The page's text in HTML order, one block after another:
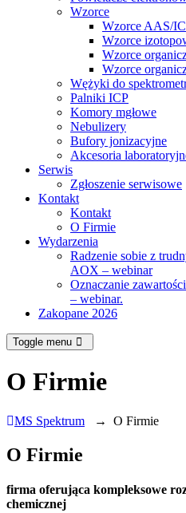
Wzorce
Wzorce AAS/
Wzorce
Wzorce
Wzorce
Wężyki do
Palniki ICP
Komory mgłowe
Nebulizery
Bufory jonizacyjne
Akcesoria
Serwis
Zgłoszenie serwisowe
Kontakt
Kontakt
O Firmie
Wydarzenia
Radzenie sobie z
AOX – webinar
Oznaczanie
– webinar.
Zakopane 2026
Toggle menu
O Firmie
MS Spektrum → O Firmie
O Firmie
firma oferująca kompleksowe
chemicznej